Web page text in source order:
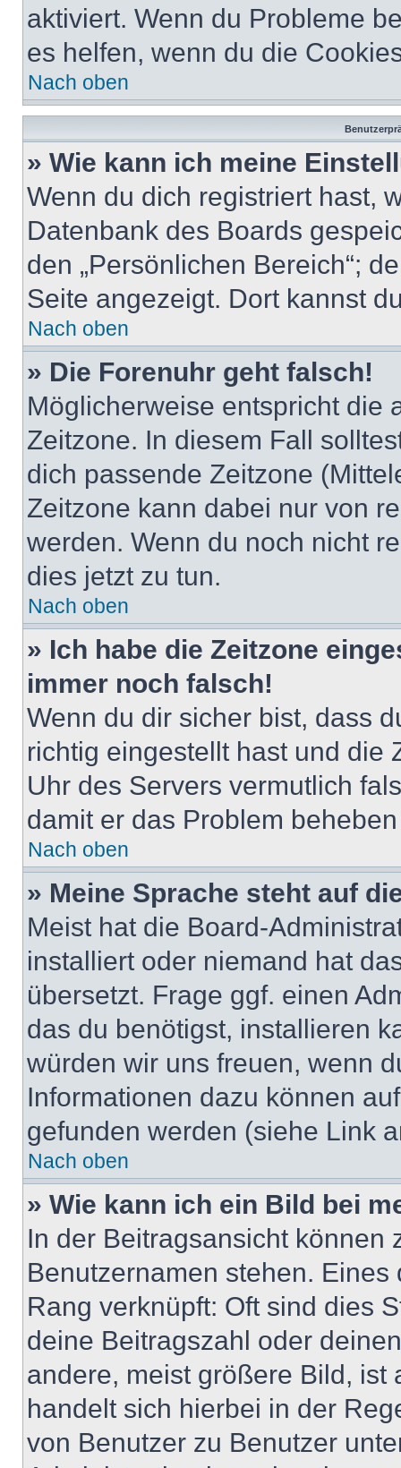
aktiviert. Wenn du Probleme
es helfen, wenn du die
Nach oben
» Wie kann ich meine
Wenn du dich registriert hast,
Datenbank des Boards
den „Persönlichen Bereich“;
Seite angezeigt. Dort kannst
Nach oben
» Die Forenuhr geht falsch!
Möglicherweise entspricht die
Zeitzone. In diesem Fall
dich passende Zeitzone
Zeitzone kann dabei nur von
werden. Wenn du noch nicht
dies jetzt zu tun.
Nach oben
» Ich habe die Zeitzone
immer noch falsch!
Wenn du dir sicher bist, dass
richtig eingestellt hast und die
Uhr des Servers vermutlich
damit er das Problem
Nach oben
» Meine Sprache steht auf
Meist hat die Board-
installiert oder niemand hat
übersetzt. Frage ggf. einen
das du benötigst, installieren
würden wir uns freuen, wenn
Informationen dazu können
gefunden werden (siehe Link
Nach oben
» Wie kann ich ein Bild bei
In der Beitragsansicht können
Benutzernamen stehen.
Rang verknüpft: Oft sind dies
deine Beitragszahl oder
andere, meist größere Bild, ist
handelt sich hierbei in der
von Benutzer zu Benutzer